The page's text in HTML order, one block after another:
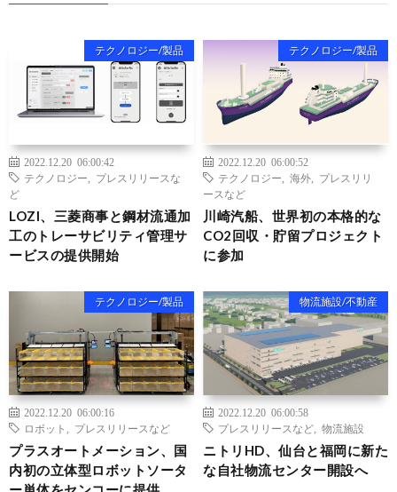
テクノロジー/製品
2022.12.20 06:00:42
テクノロジー
プレスリリースな
ど
LOZI、三菱商事と鋼材流通加
工のトレーサビリティ管理サ
ービスの提供開始
テクノロジー/製品
2022.12.20 06:00:52
テクノロジー
海外
プレスリリ
ースなど
川崎汽船、世界初の本格的な
CO2回収・貯留プロジェクト
に参加
テクノロジー/製品
2022.12.20 06:00:16
ロボット
プレスリリースなど
プラスオートメーション、国
内初の立体型ロボットソータ
物流施設/不動産
2022.12.20 06:00:58
プレスリリースなど
物流施設
ニトリHD、仙台と福岡に新た
な自社物流センター開設へ